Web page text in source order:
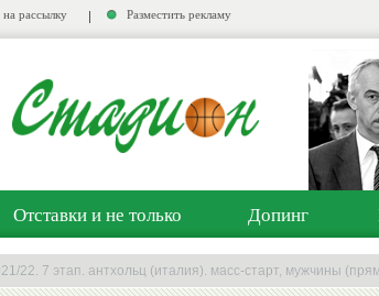
рассылку Разместить рекламу
Отставки и не только Допинг
22. 7 этап. антхольц (италия). масс-старт, мужчины